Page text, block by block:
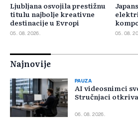
Ljubljana osvojila prestižnu
titulu najbolje kreativne
destinacije u Evropi
05. 08. 2026. 05. 08.
Najnovije
PAUZA
AI videosnimci
Stručnjaci
06. 08. 2026.